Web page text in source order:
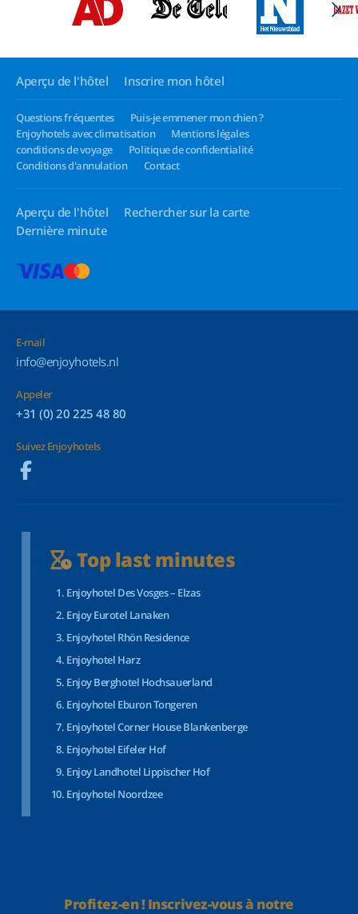
Aperçu de l'hôtel Inscrire mon hôtel
Questions fréquentes
Puis-je emmener mon chien ?
Enjoyhotels avec climatisation
Mentions légales
conditions de voyage
Politique de confidentialité
Conditions d'annulation
Contact
Aperçu de l'hôtel
Rechercher sur la carte
Dernière minute
E-mail
info@enjoyhotels.nl
Appeler
+31 (0) 20 225 48 80
Suivez Enjoyhotels
Top last minutes
Enjoyhotel Des Vosges – Elzas
Enjoy Eurotel Lanaken
Enjoyhotel Rhön Residence
Enjoyhotel Harz
Enjoy Berghotel Hochsauerland
Enjoyhotel Eburon Tongeren
Enjoyhotel Corner House Blankenberge
Enjoyhotel Eifeler Hof
Enjoy Landhotel Lippischer Hof
Enjoyhotel Noordzee
Profitez-en ! Inscrivez-vous à notre